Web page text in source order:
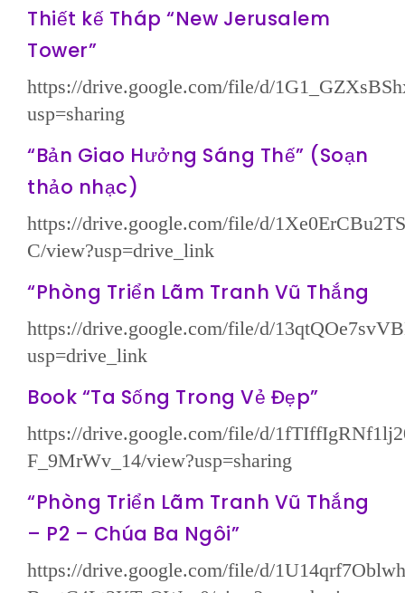
Thiết kế Tháp “New Jerusalem
Tower”
https://drive.google.com/file/d/
usp=sharing
“Bản Giao Hưởng Sáng Thế” (Soạn
thảo nhạc)
https://drive.google.com/file/d/
C/view?usp=drive_link
“Phòng Triển Lãm Tranh Vũ Thắng
https://drive.google.com/file/d/
usp=drive_link
Book “Ta Sống Trong Vẻ Đẹp”
https://drive.google.com/file/d/
F_9MrWv_14/view?usp=sharing
“Phòng Triển Lãm Tranh Vũ Thắng
– P2 – Chúa Ba Ngôi”
https://drive.google.com/file/d/